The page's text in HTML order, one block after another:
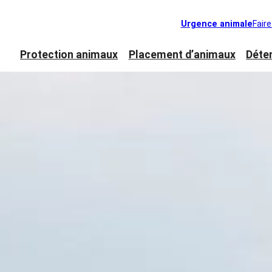
Urgence animale
Protection animaux Placement d’animaux